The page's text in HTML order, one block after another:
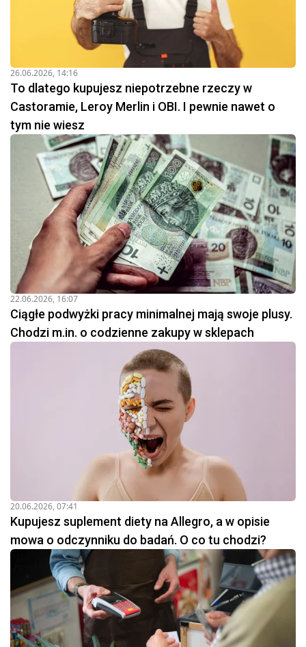
26.06.2026, 14:16
To dlatego kupujesz niepotrzebne rzeczy w
Castoramie, Leroy Merlin i OBI. I pewnie nawet o
tym nie wiesz
22.06.2026, 16:07
Ciągłe podwyżki pracy minimalnej mają swoje plusy.
Chodzi m.in. o codzienne zakupy w sklepach
20.06.2026, 07:41
Kupujesz suplement diety na Allegro, a w opisie
mowa o odczynniku do badań. O co tu chodzi?